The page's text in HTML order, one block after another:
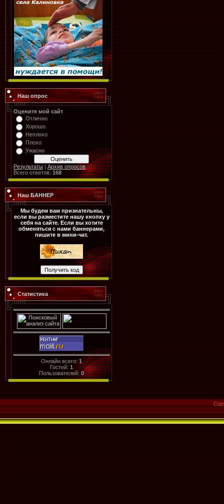
Наш опрос
Оцените мой сайт
Отлично
Хорошо
Неплохо
Плохо
Ужасно
Результаты | Архив опросов
Всего ответов: 168
Наш БАННЕР
Мы будем вам признательны,
если вы разместите нашу кнопку у
себя на сайте. Если вы хотите
обменяться с нами баннерами,
пишите в мини-чат.
Статистика
Онлайн всего:1
Гостей:1
Пользователей:0